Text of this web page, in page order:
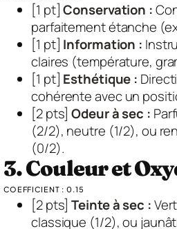
[1 pt] Conservation :
parfaitement étanche
[1 pt] Information :
claires (température,
[1 pt] Esthétique :
cohérente avec un
[2 pts] Odeur à sec :
(2/2), neutre (1/2), ou
(0/2).
3. Couleur et
COEFFICIENT : 0.15
[2 pts] Teinte à sec :
classique (1/2), ou